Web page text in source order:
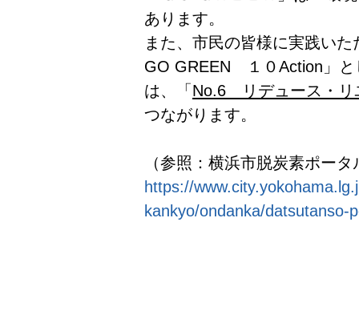
あります。
また、市民の皆様に実践い
GO GREEN １０Action」と
は、「 No.6 リデュース・リ
つながります。
（参照：横浜市脱炭素ポー
https://
kankyo/ondanka/datsutanso-